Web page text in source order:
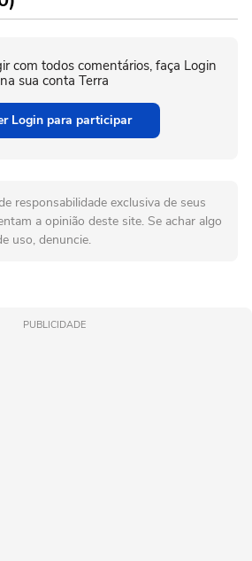
com todos comentários, faça Login
na sua conta Terra
Login para participar
responsabilidade exclusiva de seus
a opinião deste site. Se achar algo
uso, denuncie.
PUBLICIDADE